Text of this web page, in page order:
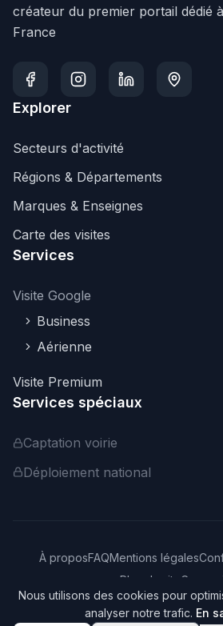
créateur du premier portail dédié
France
Explorer
Secteurs d'activité
Régions & Départements
Marques & Enseignes
Carte des visites
Services
Visite Google
Business
Aérienne
Visite Premium
Services spéciaux
Captation voirie
Déploiement national
©2026 Webvisite. Tous
À proposFAQMentions légales
Plan du site
Nous utilisons des cookies pour
analyser notre trafic. En